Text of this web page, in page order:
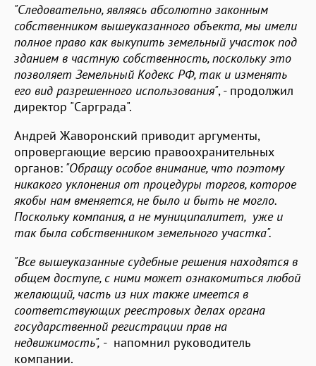
"Следовательно, являясь абсолютно законным
собственником вышеуказанного объекта, мы имели
полное право как выкупить земельный участок под
зданием в частную собственность, поскольку это
позволяет Земельный Кодекс РФ, так и изменять
его вид разрешенного использования", - продолжил
директор "Сарграда".
Андрей Жаворонский приводит аргументы,
опровергающие версию правоохранительных
органов: "Обращу особое внимание, что поэтому
никакого уклонения от процедуры торгов, которое
якобы нам вменяется, не было и быть не могло.
Поскольку компания, а не муниципалитет, уже и
так была собственником земельного участка".
"Все вышеуказанные судебные решения находятся в
общем доступе, с ними может ознакомиться любой
желающий, часть из них также имеется в
соответствующих реестровых делах органа
государственной регистрации прав на
недвижимость", - напомнил руководитель
компании.